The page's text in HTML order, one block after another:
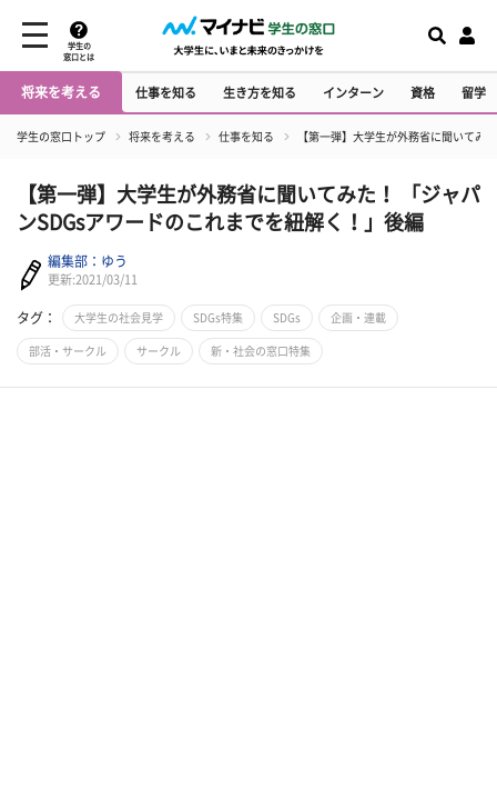
学生の
窓口とは
将来を考える 仕事を知る 生き方を知る インターン 資格 留学
学生の窓口トップ 将来を考える 仕事を知る 【第一弾】大学生が外務省に聞いてみ
【第一弾】大学生が外務省に聞いてみた！ 「ジャパ
ンSDGsアワードのこれまでを紐解く！」後編
編集部：ゆう
更新:2021/03/11
タグ： 大学生の社会見学 SDGs特集 SDGs 企画・連載
部活・サークル サークル 新・社会の窓口特集